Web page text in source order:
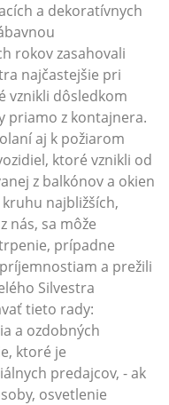
a dekoratívnych
rokov zasahovali
najčastejšie pri
vznikli dôsledkom
priamo z kontajnera.
aj k požiarom
ktoré vznikli od
z balkónov a okien
najbližších,
nás, sa môže
prípadne
a prežili
Silvestra
tieto rady:
a ozdobných
ktoré je
predajcov, - ak
osvetlenie